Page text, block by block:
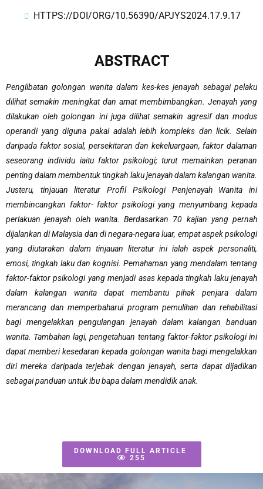
HTTPS://DOI/ORG/10.56390/APJYS2024.17.9.17
ABSTRACT
Penglibatan golongan wanita dalam kes-kes jenayah sebagai pelaku
dilihat semakin meningkat dan amat membimbangkan. Jenayah yang
dilakukan oleh golongan ini juga dilihat semakin agresif dan modus
operandi yang diguna pakai adalah lebih kompleks dan licik. Selain
daripada faktor sosial, persekitaran dan kekeluargaan, faktor dalaman
seseorang individu iaitu faktor psikologi; turut memainkan peranan
penting dalam membentuk tingkah laku jenayah dalam kalangan wanita.
Justeru, tinjauan literatur Profil Psikologi Penjenayah Wanita ini
membincangkan faktor- faktor psikologi yang menyumbang kepada
perlakuan jenayah oleh wanita. Berdasarkan 70 kajian yang pernah
dijalankan di Malaysia dan di negara-negara luar, empat aspek psikologi
yang diutarakan dalam tinjauan literatur ini ialah aspek personaliti,
emosi, tingkah laku dan kognisi. Pemahaman yang mendalam tentang
faktor-faktor psikologi yang menjadi asas kepada tingkah laku jenayah
dalam kalangan wanita dapat membantu pihak penjara dalam
merancang dan memperbaharui program pemulihan dan rehabilitasi
bagi mengelakkan pengulangan jenayah dalam kalangan banduan
wanita. Tambahan lagi, pengetahuan tentang faktor-faktor psikologi ini
dapat memberi kesedaran kepada golongan wanita bagi mengelakkan
diri mereka daripada terjebak dengan jenayah, serta dapat dijadikan
sebagai panduan untuk ibu bapa dalam mendidik anak.
DOWNLOAD FULL ARTICLE
255